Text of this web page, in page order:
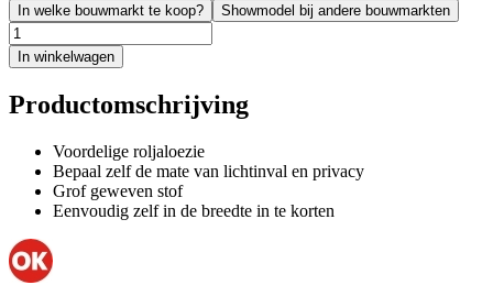
In welke bouwmarkt te koop? Showmodel bij andere bouwmarkten
In winkelwagen
Productomschrijving
Voordelige roljaloezie
Bepaal zelf de mate van lichtinval en privacy
Grof geweven stof
Eenvoudig zelf in de breedte in te korten